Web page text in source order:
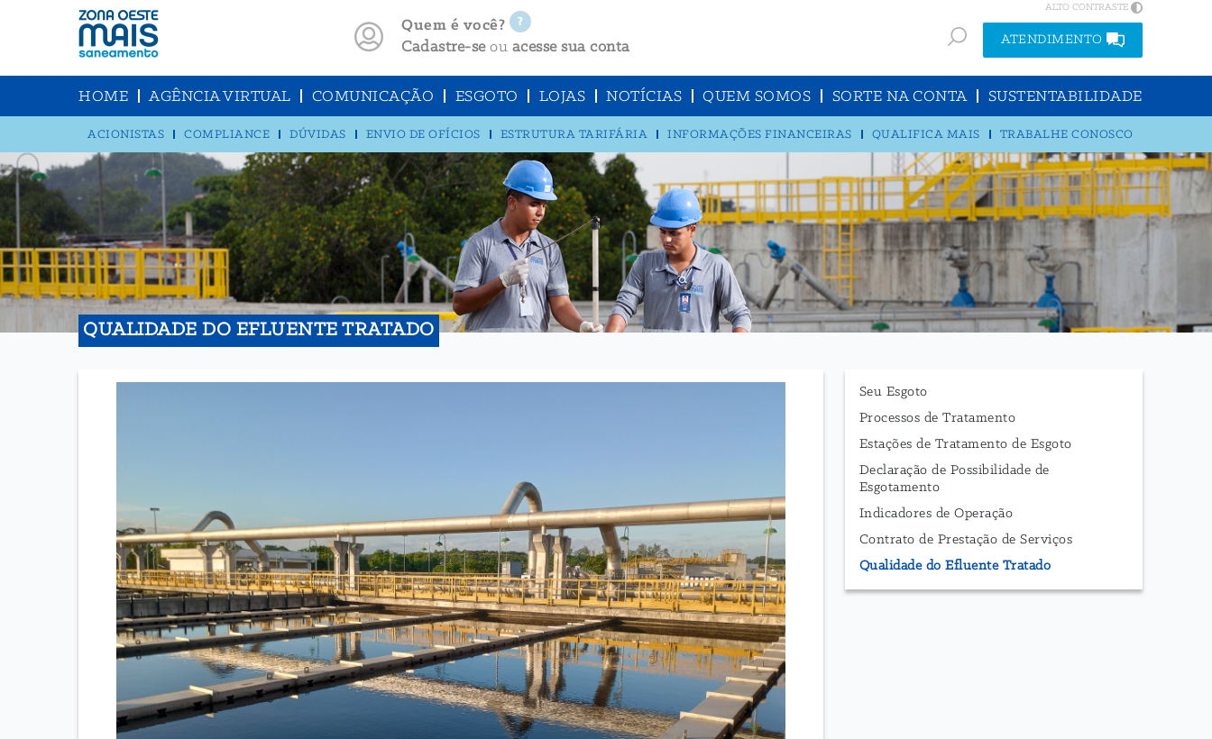
ALTO CONTRASTE
Quem é você?
Cadastre-seou acesse sua conta ATENDIMENTO
HOME AGÊNCIA VIRTUAL COMUNICAÇÃO ESGOTO LOJAS NOTÍCIAS QUEM SOMOS SORTE NA CONTA SUSTENTABILIDADE
ACIONISTAS COMPLIANCE DÚVIDAS ENVIO DE OFÍCIOS ESTRUTURA TARIFÁRIA INFORMAÇÕES FINANCEIRAS QUALIFICA MAIS TRABALHE CONOSCO
QUALIDADE DO EFLUENTE TRATADO
Seu Esgoto
Processos de Tratamento
Estações de Tratamento de Esgoto
Declaração de Possibilidade de
Esgotamento
Indicadores de Operação
Contrato de Prestação de Serviços
Qualidade do Efluente Tratado